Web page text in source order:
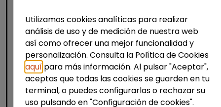
holandés o italiano
MSX Internacional | España(Madrid)
MSX International es el proveedor líder
mundial de soluciones comerciales
externalizadas para la industria automotriz
y opera en más de 80 países. La amplia
experienci...
Utilizamos cookies analíticas para realizar
análisis de uso y de medición de nuestra web
así como ofrecer una mejor funcionalidad y
personalización. Consulta la Política de Cookies
aquí para más información. Al pulsar "Aceptar",
aceptas que todas las cookies se guarden en tu
terminal, o puedes configurarlas o rechazar su
uso pulsando en "Configuración de cookies".